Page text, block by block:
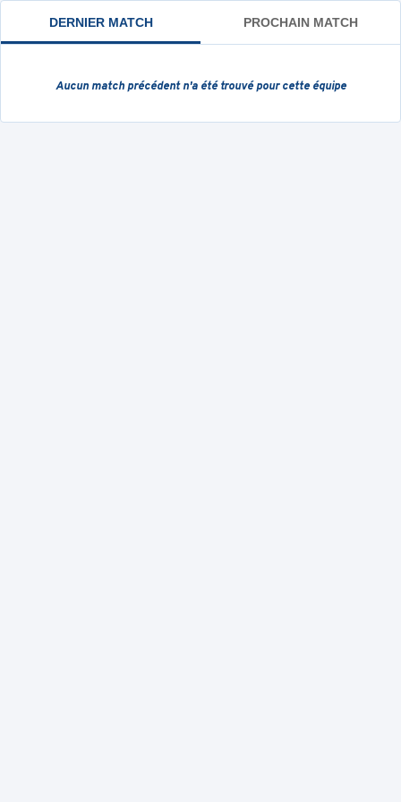
DERNIER MATCH PROCHAIN MATCH
Aucun match précédent n'a été trouvé pour cette équipe